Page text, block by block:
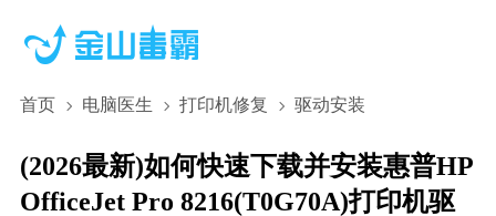
首页 电脑医生 打印机修复 驱动安装
(2026最新)如何快速下载并安装惠普HP
OfficeJet Pro 8216(T0G70A)打印机驱